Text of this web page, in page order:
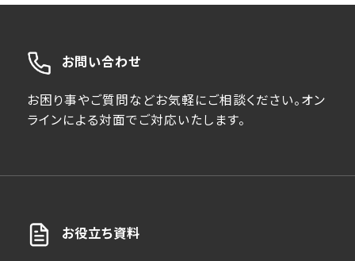
お問い合わせ
お困り事やご質問などお気軽にご相談ください。オン
ラインによる対面でご対応いたします。
お役立ち資料